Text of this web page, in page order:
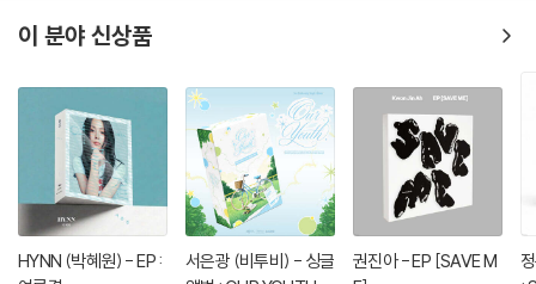
이 분야 신상품
HYNN (박혜원) - EP :
서은광 (비투비) - 싱글
권진아 - EP [SAVE M